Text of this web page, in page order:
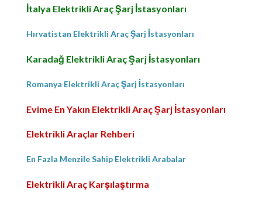
İtalya Elektrikli Araç Şarj İstasyonları
Hırvatistan Elektrikli Araç Şarj İstasyonları
Karadağ Elektrikli Araç Şarj İstasyonları
Romanya Elektrikli Araç Şarj İstasyonları
Evime En Yakın Elektrikli Araç Şarj İstasyonları
Elektrikli Araçlar Rehberi
En Fazla Menzile Sahip Elektrikli Arabalar
Elektrikli Araç Karşılaştırma